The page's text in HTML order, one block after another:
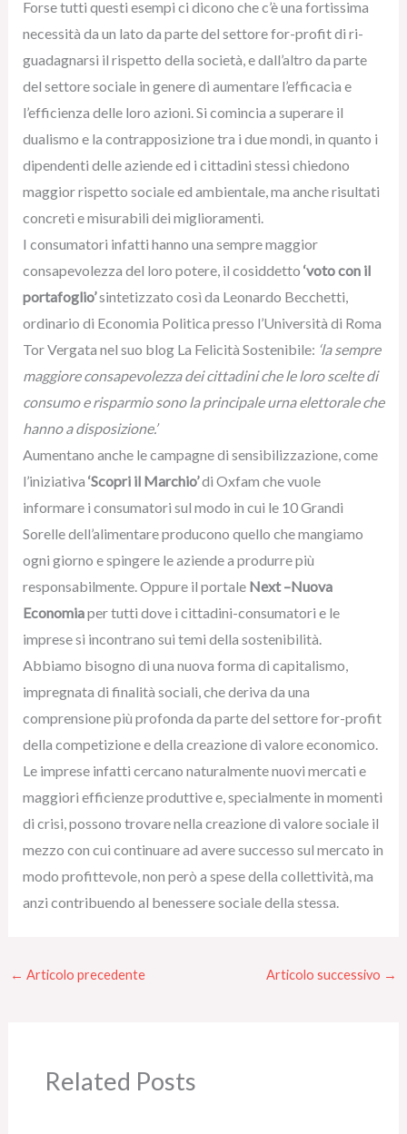
Forse tutti questi esempi ci dicono che c’è una fortissima
necessità da un lato da parte del settore for-profit di ri-
guadagnarsi il rispetto della società, e dall’altro da parte
del settore sociale in genere di aumentare l’efficacia e
l’efficienza delle loro azioni. Si comincia a superare il
dualismo e la contrapposizione tra i due mondi, in quanto i
dipendenti delle aziende ed i cittadini stessi chiedono
maggior rispetto sociale ed ambientale, ma anche risultati
concreti e misurabili dei miglioramenti.
I consumatori infatti hanno una sempre maggior
consapevolezza del loro potere, il cosiddetto ‘voto con il
portafoglio’sintetizzato così da Leonardo Becchetti,
ordinario di Economia Politica presso l’Università di Roma
Tor Vergata nel suo blog La Felicità Sostenibile: ‘la sempre
maggiore consapevolezza dei cittadini che le loro scelte di
consumo e risparmio sono la principale urna elettorale che
hanno a disposizione.’
Aumentano anche le campagne di sensibilizzazione, come
l’iniziativa ‘Scopri il Marchio’di Oxfam che vuole
informare i consumatori sul modo in cui le 10 Grandi
Sorelle dell’alimentare producono quello che mangiamo
ogni giorno e spingere le aziende a produrre più
responsabilmente. Oppure il portale Next –Nuova
Economiaper tutti dove i cittadini-consumatori e le
imprese si incontrano sui temi della sostenibilità.
Abbiamo bisogno di una nuova forma di capitalismo,
impregnata di finalità sociali, che deriva da una
comprensione più profonda da parte del settore for-profit
della competizione e della creazione di valore economico.
Le imprese infatti cercano naturalmente nuovi mercati e
maggiori efficienze produttive e, specialmente in momenti
di crisi, possono trovare nella creazione di valore sociale il
mezzo con cui continuare ad avere successo sul mercato in
modo profittevole, non però a spese della collettività, ma
anzi contribuendo al benessere sociale della stessa.
← Articolo precedente Articolo successivo →
Related Posts